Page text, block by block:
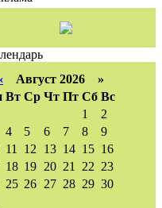
Август 2026 »
Вт Ср Чт Пт Сб Вс
1
2
4 5 6 7 8
9
11 12 13 14 15 16
18 19 20 21 22 23
25 26 27 28 29 30